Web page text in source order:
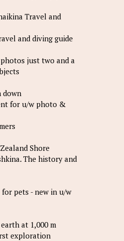
Travel and
and diving guide
just two and a
down
for u/w photo &
Shore
The history and
pets - new in u/w
at 1,000 m
exploration